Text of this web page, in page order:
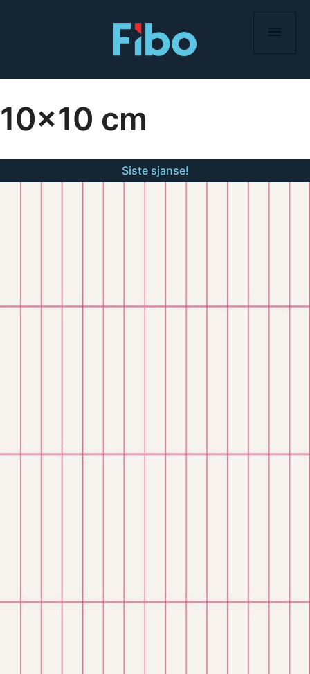
10×10 cm
Siste sjanse!